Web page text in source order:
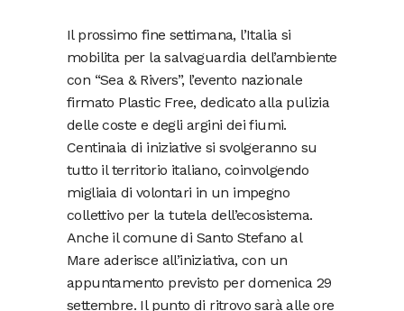
Il prossimo fine settimana, l’Italia si
mobilita per la salvaguardia dell’ambiente
con “Sea & Rivers”, l’evento nazionale
firmato Plastic Free, dedicato alla pulizia
delle coste e degli argini dei fiumi.
Centinaia di iniziative si svolgeranno su
tutto il territorio italiano, coinvolgendo
migliaia di volontari in un impegno
collettivo per la tutela dell’ecosistema.
Anche il comune di Santo Stefano al
Mare aderisce all’iniziativa, con un
appuntamento previsto per domenica 29
settembre. Il punto di ritrovo sarà alle ore